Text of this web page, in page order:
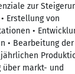
zur
Erstellung von
•
• Bearbeitung
markt- und